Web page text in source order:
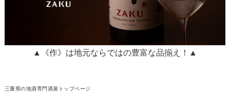
▲《作》は地元ならではの豊富な品揃え！▲
三重県の地酒専門酒屋トップページ